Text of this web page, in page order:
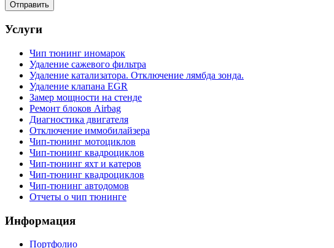
Услуги
Чип тюнинг иномарок
Удаление сажевого фильтра
Удаление катализатора. Отключение лямбда зонда.
Удаление клапана EGR
Замер мощности на стенде
Ремонт блоков Airbag
Диагностика двигателя
Отключение иммобилайзера
Чип-тюнинг мотоциклов
Чип-тюнинг квадроциклов
Чип-тюнинг яхт и катеров
Чип-тюнинг квадроциклов
Чип-тюнинг автодомов
Отчеты о чип тюнинге
Информация
Портфолио